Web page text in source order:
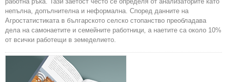
непълна, допълнителна и неформална. Според данните на
Агростатистиката в българското селско стопанство преобладава
дела на самонаетите и семейните работници, а наетите са около 10%
от всички работещи в земеделието.